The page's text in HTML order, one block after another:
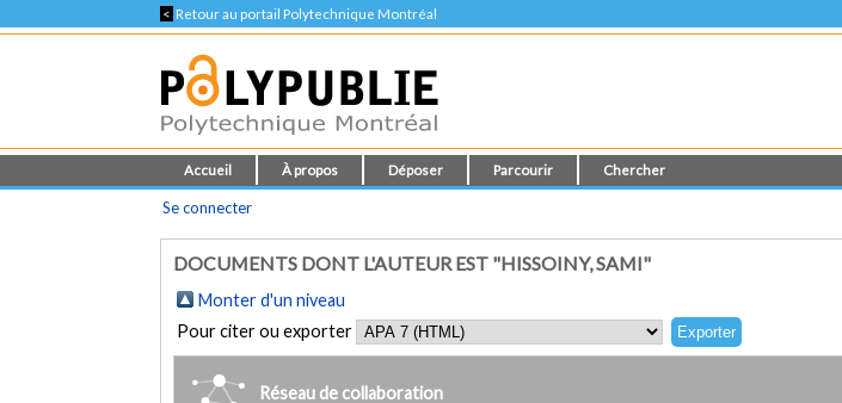
< Retour au portail Polytechnique Montréal
Accueil À propos Déposer Parcourir Chercher
Se connecter
DOCUMENTS DONT L'AUTEUR EST "HISSOINY, SAMI"
Monter d'un niveau
Pour citer ou exporter
Réseau de collaboration